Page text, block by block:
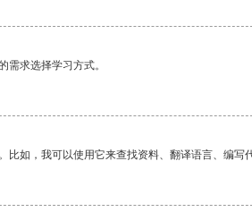
需求选择学习方式。
如，我可以使用它来查找资料、翻译语言、编写